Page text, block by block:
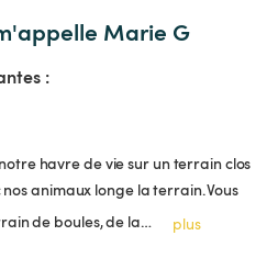
Marie G
:
havre de vie sur un terrain clos
animaux longe la terrain. Vous
de boules, de la…
plus